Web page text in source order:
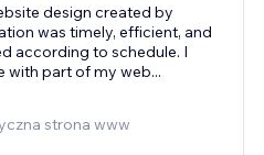
design created by
was timely, efficient, and
according to schedule. I
with part of my web...
strona www